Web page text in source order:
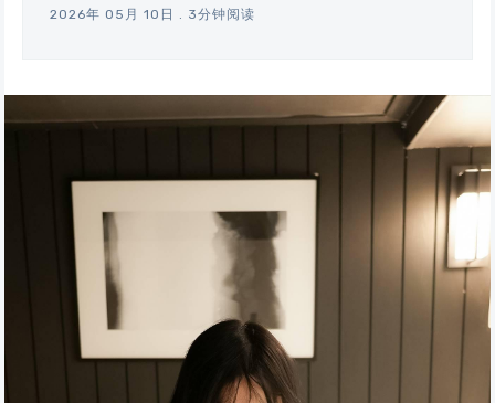
2026年 05月 10日 3分钟阅读